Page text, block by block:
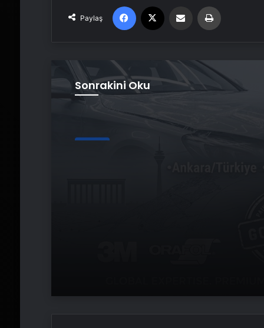
Paylaş
Facebook Email'den paylaş
Sonrakini Oku